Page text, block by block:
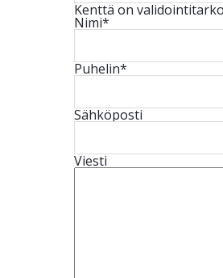
Kenttä on
Nimi*
Puhelin*
Sähköposti
Viesti